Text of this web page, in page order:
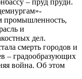
– пруд пруди.
промышленность,
и
дел.
смерть городов и
– градообразующих
война. Об этом